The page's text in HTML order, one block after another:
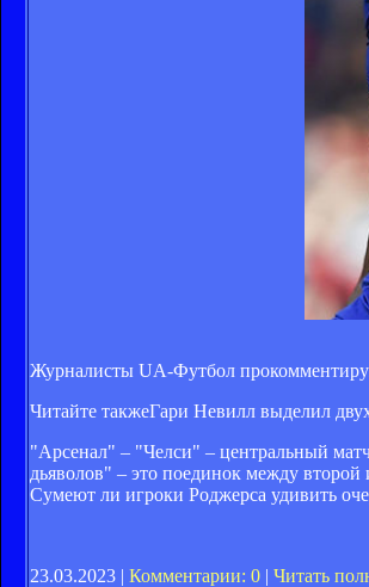
Журналисты UA-Футбол
Читайте такжеГари Невилл выделил
"Арсенал" – "Челси" – центральный
дьяволов" – это поединок между
Сумеют ли игроки Роджерса удивить
23.03.2023 | Комментарии: 0 | Читать